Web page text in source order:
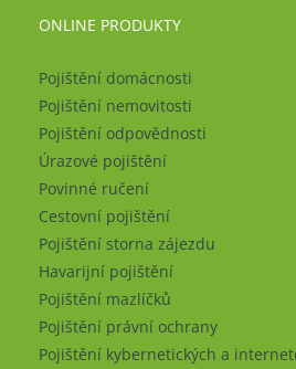
ONLINE PRODUKTY
Pojištění domácnosti
Pojištění nemovitosti
Pojištění odpovědnosti
Úrazové pojištění
Povinné ručení
Cestovní pojištění
Pojištění storna zájezdu
Havarijní pojištění
Pojištění mazlíčků
Pojištění právní ochrany
Pojištění kybernetických a